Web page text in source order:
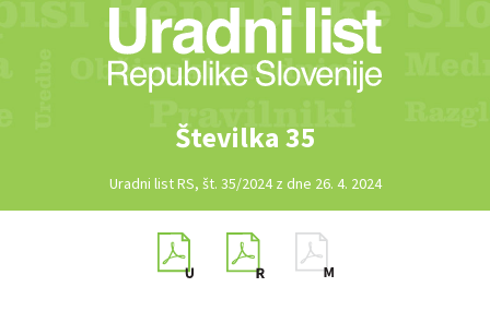
Številka 35
Uradni list RS, št. 35/2024 z dne 26. 4. 2024